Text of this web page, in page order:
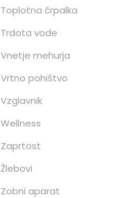
Toplotna črpalka
Trdota vode
Vnetje mehurja
Vrtno pohištvo
Vzglavnik
Wellness
Zaprtost
Žlebovi
Zobni aparat